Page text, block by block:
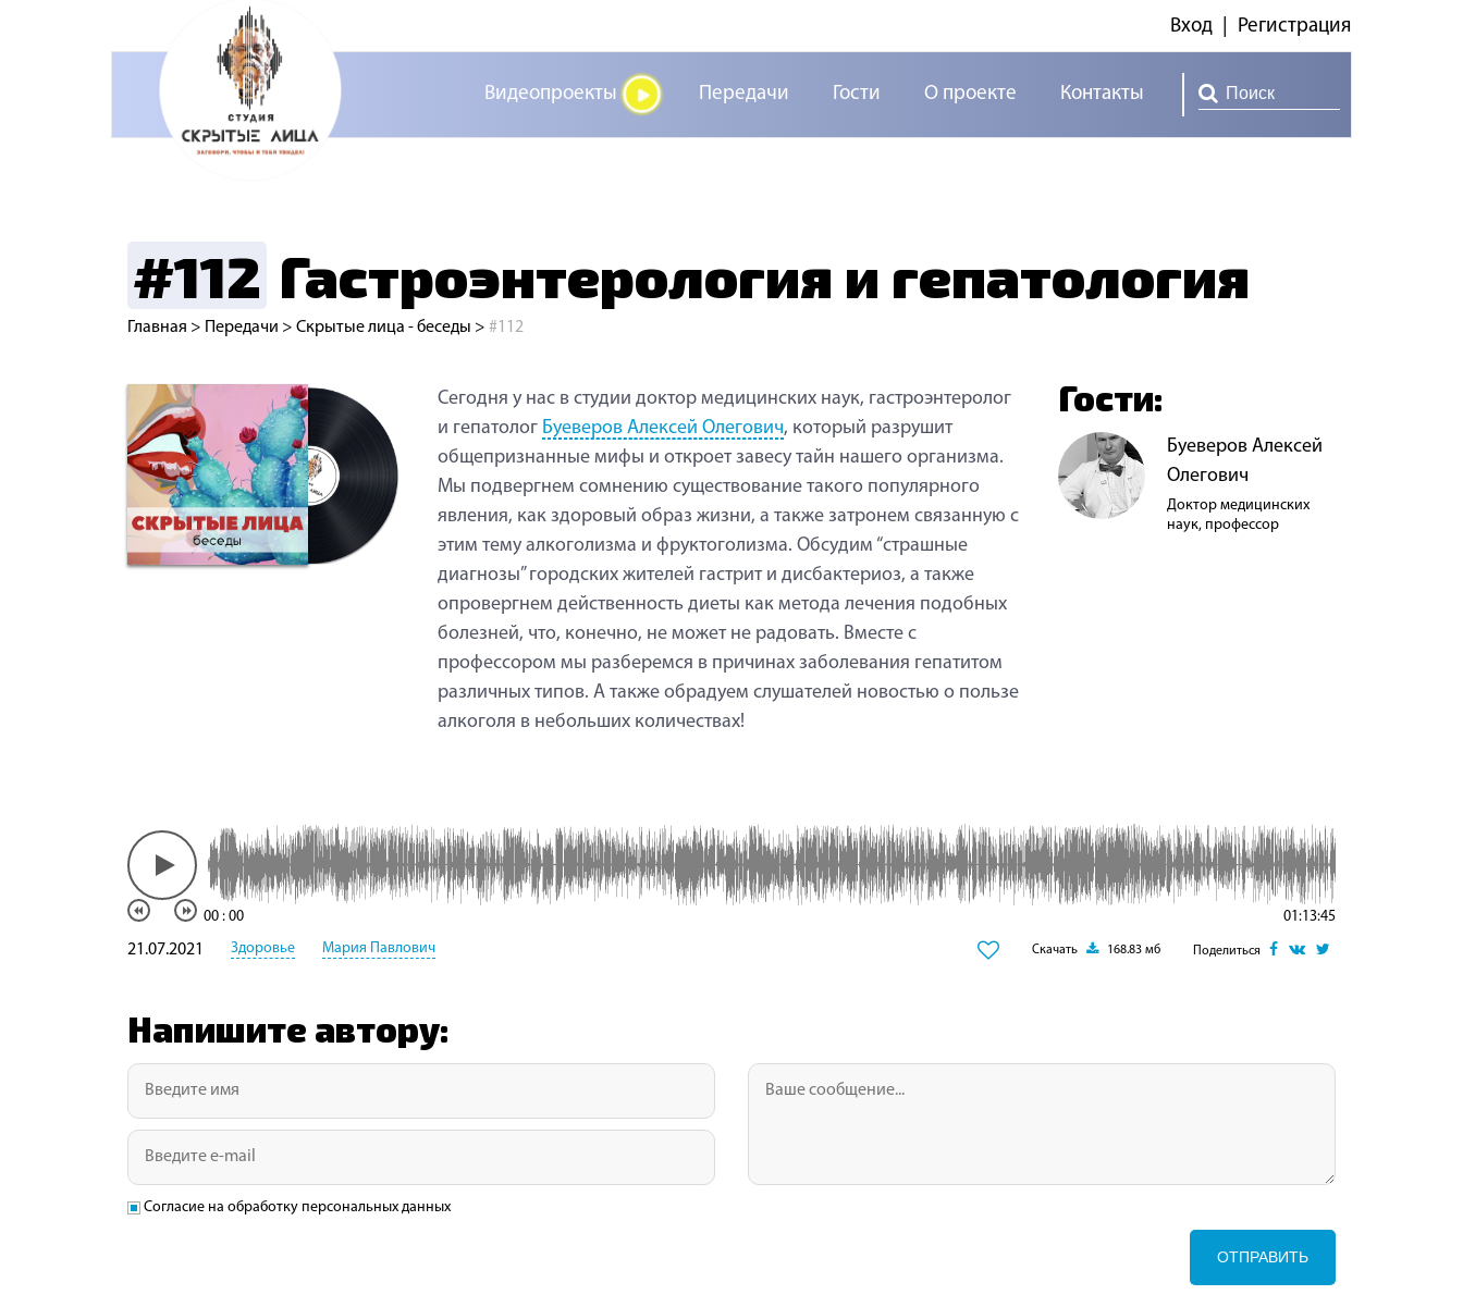
Видеопроекты Передачи Гости О проекте Контакты
Вход Регистрация
#112 Гастроэнтерология и гепатология
Главная > Передачи > Скрытые лица - беседы > #112
Сегодня у нас в студии доктор медицинских наук, гастроэнтеролог
и гепатолог Буеверов Алексей Олегович, который разрушит
общепризнанные мифы и откроет завесу тайн нашего организма.
Мы подвергнем сомнению существование такого популярного
явления, как здоровый образ жизни, а также затронем связанную с
этим тему алкоголизма и фруктоголизма. Обсудим “страшные
диагнозы” городских жителей гастрит и дисбактериоз, а также
опровергнем действенность диеты как метода лечения подобных
болезней, что, конечно, не может не радовать. Вместе с
профессором мы разберемся в причинах заболевания гепатитом
различных типов. А также обрадуем слушателей новостью о пользе
алкоголя в небольших количествах!
Гости:
Буеверов Алексей
Олегович
Доктор медицинских
наук, профессор
00 : 00 01:13:45
Скачать 168.83 мб Поделиться
21.07.2021 Здоровье Мария Павлович
Напишите автору:
Согласие на обработку персональных данных
ОТПРАВИТЬ